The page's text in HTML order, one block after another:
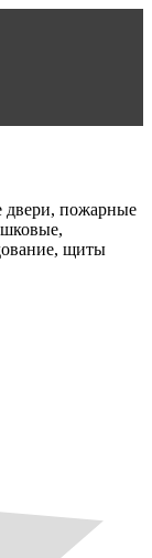
двери, пожарные
щиты